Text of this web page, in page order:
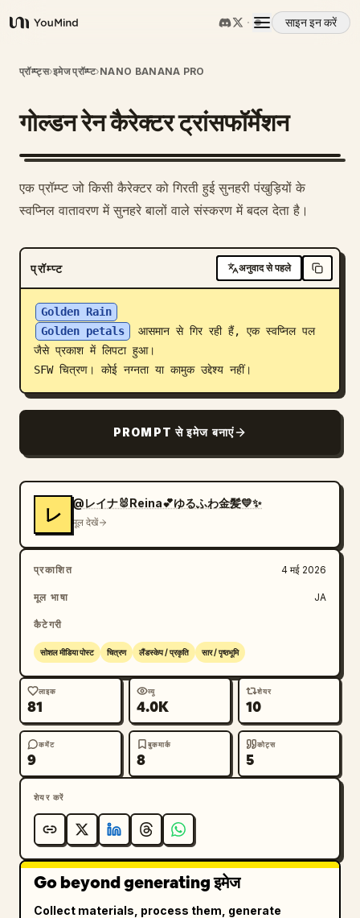
YouMind
साइन इन करें
अवलोकन
उपयोग के मामले
मूल्य निर्धारण
डाउनलोड
ब्लॉग
प्रॉम्प्ट्स›इमेज प्रॉम्प्ट›NANO BANANA PRO
गोल्डन रेन कैरेक्टर ट्रांसफॉर्मेशन
एक प्रॉम्प्ट जो किसी कैरेक्टर को गिरती हुई सुनहरी पंखुड़ियों के
स्वप्निल वातावरण में सुनहरे बालों वाले संस्करण में बदल देता है।
प्रॉम्प्ट अनुवाद से पहले
Golden Rain
Golden petals
आसमान से गिर रही हैं, एक स्वप्निल पल
जैसे प्रकाश में लिपटा हुआ।
SFW चित्रण। कोई नग्नता या कामुक उद्देश्य नहीं।
PROMPT से इमेज बनाएं
レ
@レイナ🐰Reina💕ゆるふわ金髪💛✨️
मूल देखें
प्रकाशित 4 मई 2026
मूल भाषा JA
कैटेगरी
सोशल मीडिया पोस्ट चित्रण लैंडस्केप / प्रकृति सार / पृष्ठभूमि
लाइक
81
व्यू
4.0K
शेयर
10
कमेंट
9
बुकमार्क
8
कोट्स
5
शेयर करें
Go beyond generating इमेज
Collect materials, process them, generate